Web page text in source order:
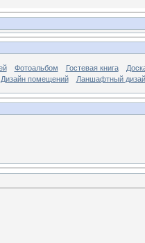
Фотоальбом Гостевая книга
Дизайн помещений Ланшафтный